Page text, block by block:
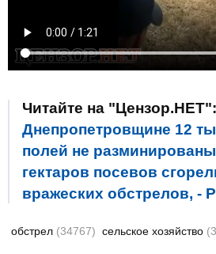
Читайте на "Цензор.НЕТ":
Днепропетровщине 12
полей не
гектаров посевов
вражеских обстрелов, -
обстрел (34767) сельское хозяйство